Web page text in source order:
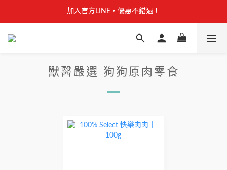
【安心聲明】 獸研所全品項未使用問題油品，點我看詳情 →
加入官方LINE，優惠不錯過！
【安心聲明】 獸研所全品項未使用問題油品，點我看詳情 →
獸醫嚴選 狗狗原肉零食